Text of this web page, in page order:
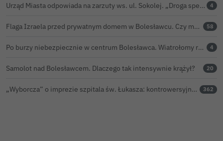
Urząd Miasta odpowiada na zarzuty ws. ul. Sokolej. „Droga spełnia wszystkie normy” 4
Flaga Izraela przed prywatnym domem w Bolesławcu. Czy można ją legalnie wywiesić? 58
Po burzy niebezpiecznie w centrum Bolesławca. Wiatrołomy runęły na podwórko 4
Samolot nad Bolesławcem. Dlaczego tak intensywnie krążył? 20
„Wyborcza” o imprezie szpitala św. Łukasza: kontrowersyjna gala dla pracowników 362